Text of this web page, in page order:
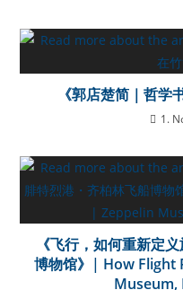
《郭店楚简｜哲学
1.
《飞行，如何重新定
博物馆》| How Flight
Museum,